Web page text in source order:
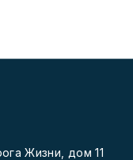
Жизни, дом 11